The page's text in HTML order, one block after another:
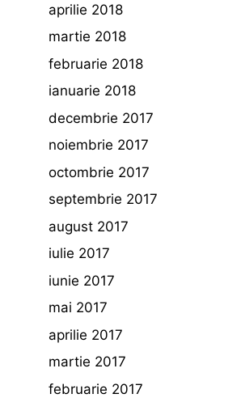
aprilie 2018
martie 2018
februarie 2018
ianuarie 2018
decembrie 2017
noiembrie 2017
octombrie 2017
septembrie 2017
august 2017
iulie 2017
iunie 2017
mai 2017
aprilie 2017
martie 2017
februarie 2017